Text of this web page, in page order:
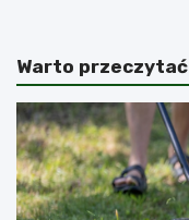
p
s
z
e
p
a
r
k
i
a
ń
s
k
i
ż
e
Warto przeczytać